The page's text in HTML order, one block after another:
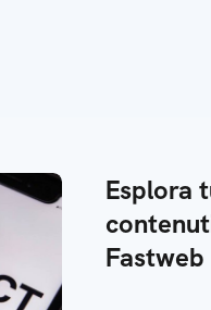
Esplora
Fastweb